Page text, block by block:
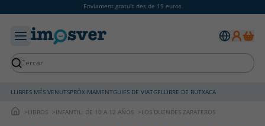
Enviament gratuït des de 19 euros
LLIBRES MÉS VENUTSPRÒXIMAMENTGUIES DE VIATGELLIBRE DE BUTXACA
LIBROS INFANTIL: DE 10 A 12 AÑOS LOS DUENDES ZAPATEROS